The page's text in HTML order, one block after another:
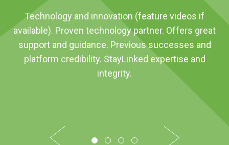
Technology and innovation (feature videos if
available). Proven technology partner. Offers great
support and guidance. Previous successes and
platform credibility. StayLinked expertise and
integrity.
1 2 3 4